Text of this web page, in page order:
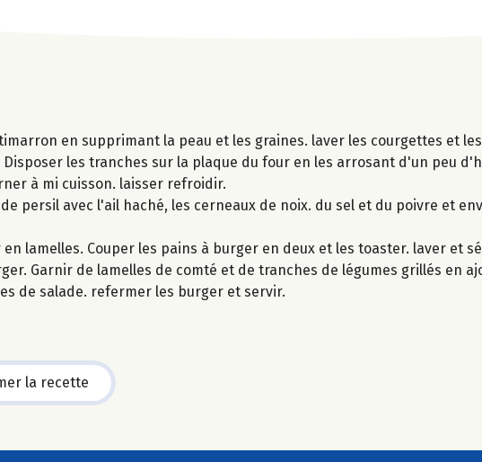
en supprimant la peau et les graines. laver les courgettes et
les tranches sur la plaque du four en les arrosant d'un peu
à mi cuisson. laisser refroidir.
persil avec l'ail haché, les cerneaux de noix. du sel et du poivre et
lamelles. Couper les pains à burger en deux et les toaster. laver et
Garnir de lamelles de comté et de tranches de légumes grillés en
de salade. refermer les burger et servir.
la recette